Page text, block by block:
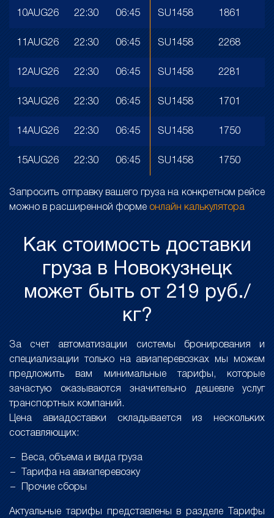
10AUG26 22:30 06:45 SU1458 1861
11AUG26 22:30 06:45 SU1458 2268
12AUG26 22:30 06:45 SU1458 2281
13AUG26 22:30 06:45 SU1458 1701
14AUG26 22:30 06:45 SU1458 1750
15AUG26 22:30 06:45 SU1458 1750
Запросить отправку вашего груза на конкретном рейсе
можно в расширенной форме онлайн калькулятора
Как стоимость доставки
груза в Новокузнецк
может быть от 219 руб./
кг?
За счет автоматизации системы бронирования и
специализации только на авиаперевозках мы можем
предложить вам минимальные тарифы, которые
зачастую оказываются значительно дешевле услуг
транспортных компаний.
Цена авиадоставки складывается из нескольких
составляющих:
Веса, объема и вида груза
Тарифа на авиаперевозку
Прочие сборы
Актуальные тарифы представлены в разделе Тарифы